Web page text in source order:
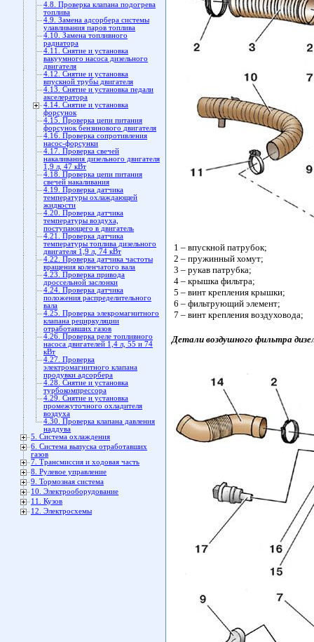
4.8. Проверка клапана подогрева
топлива
4.9. Замена адсорбера системы
улавливания паров топлива
4.10. Замена топливного
радиатора
4.11. Снятие и установка
вакуумного насоса дизельного
двигателя
4.12. Снятие и установка
впускной трубы двигателя
4.13. Снятие и установка педали
акселератора
4.14. Снятие и установка
форсунок
4.15. Проверка цепи питания
форсунок бензинового двигателя
4.16. Проверка сопротивления
насос-форсунки
4.17. Проверка свечей
накаливания дизельного двигателя
1,9 л, 47 кВт
4.18. Проверка цепи питания
свечей накаливания
4.19. Проверка датчика
температуры охлаждающей
жидкости
4.20. Проверка датчика
температуры воздуха,
поступающего в двигатель
4.21. Проверка датчика
температуры топлива дизельного
двигателя 1,9 л, 74 кВт
4.22. Проверка датчика частоты
вращения коленчатого вала
4.23. Проверка привода
дроссельной заслонки
4.24. Проверка датчика
положения распределительного
вала
4.25. Проверка элекромагнитного
клапана рециркуляции
отработавших газов
4.26. Проверка реле топливного
насоса двигателей 1,4 л, 55 и 74
кВт
4.27. Проверка
электромагнитного клапана
продувки адсорбера
4.28. Снятие и установка
турбокомпрессора
4.29. Снятие и установка
промежуточного охладителя
воздуха
4.30. Проверка клапана давления
наддува
5. Система охлаждения
6. Система выпуска отработавших
газов
7. Трансмиссия и ходовая часть
8. Рулевое управление
9. Тормозная система
10. Электрооборудование
11. Кузов
12. Электросхемы
1 – впускной патрубок;
2 – пружинный хомут;
3 – рукав патрубка;
4 – крышка фильтра;
5 – винт крепления крышки;
6 – фильтрующий элемент;
7 – винт крепления воздуховода;
Детали воздушного фильтра